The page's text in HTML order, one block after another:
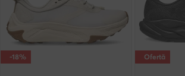
-18% Ofertă